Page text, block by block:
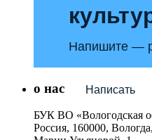
Напишите —
Написать
о нас
БУК ВО «Вологодская
Россия, 160000, Вологда,